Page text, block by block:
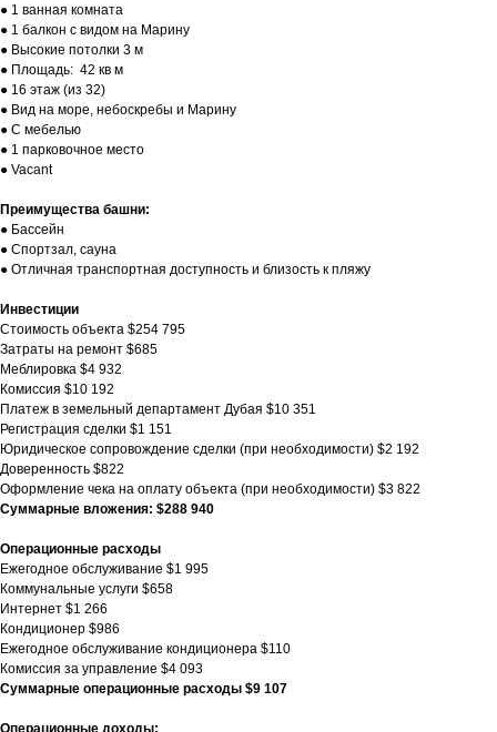
● 1 ванная комната
● 1 балкон с видом на Марину
● Высокие потолки 3 м
● Площадь: 42 кв м
● 16 этаж (из 32)
● Вид на море, небоскребы и Марину
● С мебелью
● 1 парковочное место
● Vacant
Преимущества башни:
● Бассейн
● Спортзал, сауна
● Отличная транспортная доступность и близость к пляжу
Инвестиции
Стоимость объекта $254 795
Затраты на ремонт $685
Меблировка $4 932
Комиссия $10 192
Платеж в земельный департамент Дубая $10 351
Регистрация сделки $1 151
Юридическое сопровождение сделки (при необходимости) $2 192
Доверенность $822
Оформление чека на оплату объекта (при необходимости) $3 822
Суммарные вложения: $288 940
Операционные расходы
Ежегодное обслуживание $1 995
Коммунальные услуги $658
Интернет $1 266
Кондиционер $986
Ежегодное обслуживание кондиционера $110
Комиссия за управление $4 093
Суммарные операционные расходы $9 107
Операционные доходы: